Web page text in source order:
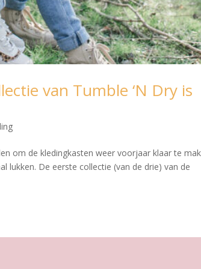
van Tumble ‘N Dry is
om de kledingkasten weer voorjaar klaar te
lukken. De eerste collectie (van de drie) van de